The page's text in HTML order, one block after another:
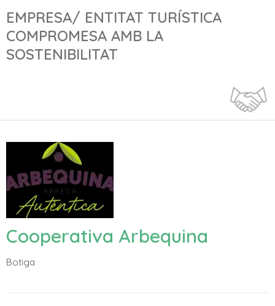
EMPRESA/ ENTITAT TURÍSTICA
COMPROMESA AMB LA
SOSTENIBILITAT
Cooperativa Arbequina
Botiga